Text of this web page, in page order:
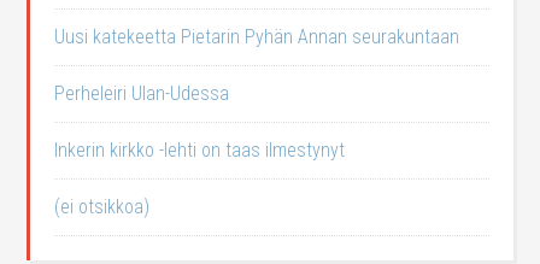
Uusi katekeetta Pietarin Pyhän Annan seurakuntaan
Perheleiri Ulan-Udessa
Inkerin kirkko -lehti on taas ilmestynyt
(ei otsikkoa)